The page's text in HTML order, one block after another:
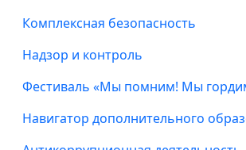
Комплексная безопасность
Надзор и контроль
Фестиваль «Мы помним! Мы
Навигатор дополнительного